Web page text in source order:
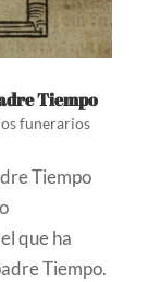
Tiempo
funerarios
Tiempo
que ha
Tiempo.